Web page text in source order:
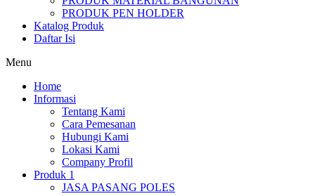
PRODUK PEN HOLDER
Katalog Produk
Daftar Isi
Menu
Home
Informasi
Tentang Kami
Cara Pemesanan
Hubungi Kami
Lokasi Kami
Company Profil
Produk 1
JASA PASANG POLES